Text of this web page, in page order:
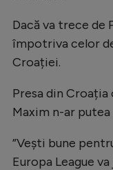
Dacă va trece de
împotriva celor
Croației.
Presa din
Maxim n-ar
”Vești bune
Europa League